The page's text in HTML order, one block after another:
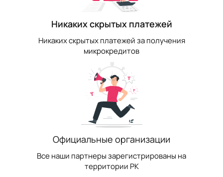
Никаких скрытых платежей
Никаких скрытых платежей за получения
микрокредитов
Официальные организации
Все наши партнеры зарегистрированы на
территории РК